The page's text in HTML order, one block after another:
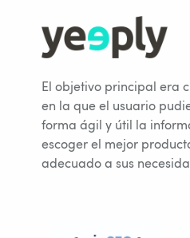
El objetivo principal era
en la que el usuario
forma ágil y útil la
escoger el mejor
adecuado a sus